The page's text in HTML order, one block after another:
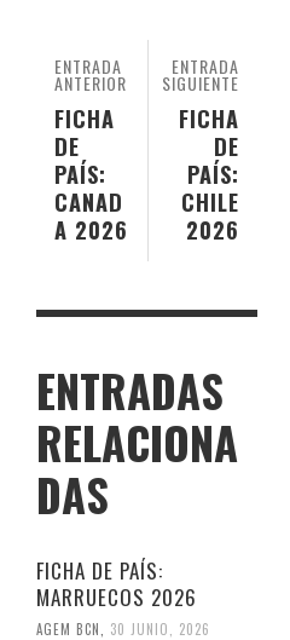
ENTRADA
SIGUIENTE
FICHA
DE
PAÍS:
CHILE
2026
ENTRADA
ANTERIOR
FICHA
DE
PAÍS:
CANAD
A 2026
ENTRADAS
RELACIONA
DAS
FICHA DE PAÍS:
MARRUECOS 2026
AGEM BCN 30 JUNIO, 2026